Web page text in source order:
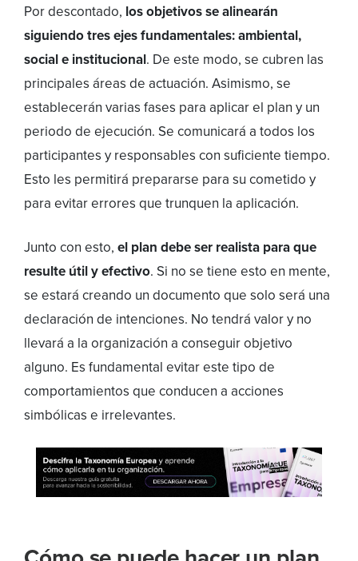
Por descontado, los objetivos se alinearán
siguiendo tres ejes fundamentales: ambiental,
social e institucional. De este modo, se cubren las
principales áreas de actuación. Asimismo, se
establecerán varias fases para aplicar el plan y un
periodo de ejecución. Se comunicará a todos los
participantes y responsables con suficiente tiempo.
Esto les permitirá prepararse para su cometido y
para evitar errores que trunquen la aplicación.
Junto con esto, el plan debe ser realista para que
resulte útil y efectivo. Si no se tiene esto en mente,
se estará creando un documento que solo será una
declaración de intenciones. No tendrá valor y no
llevará a la organización a conseguir objetivo
alguno. Es fundamental evitar este tipo de
comportamientos que conducen a acciones
simbólicas e irrelevantes.